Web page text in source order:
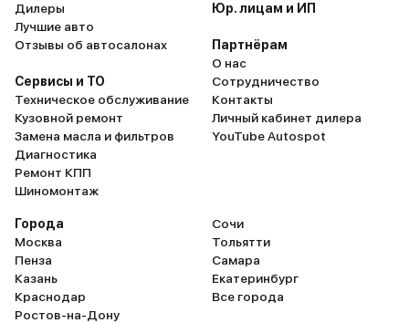
Дилеры
Лучшие авто
Отзывы об автосалонах
Сервисы и ТО
Техническое обслуживание
Кузовной ремонт
Замена масла и фильтров
Диагностика
Ремонт КПП
Шиномонтаж
Юр. лицам и ИП
Партнёрам
О нас
Сотрудничество
Контакты
Личный кабинет дилера
YouTube Autospot
Города
Москва
Пенза
Казань
Краснодар
Ростов-на-Дону
Сочи
Тольятти
Самара
Екатеринбург
Все города